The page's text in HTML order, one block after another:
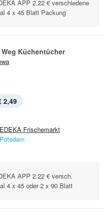
APP 2.22 € verschiedene
4 x 45 Blatt Packung
Küchentücher
2,49
EDEKA Frischemarkt
Potsdam
APP 2.22 € versch.
4 x 45 oder 2 x 90 Blatt